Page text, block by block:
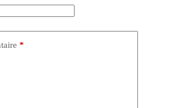
*